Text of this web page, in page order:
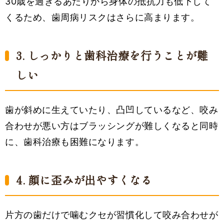
くるため、歯周病リスクはさらに高まります。
3. しっかりと歯科治療を行うことが難
しい
歯が斜めに生えていたり、凸凹しているなど、咬み
合わせが悪い方はブラッシングが難しくなると同時
に、歯科治療も困難になります。
4. 顔に歪みが出やすくなる
片方の歯だけで噛むクセが習慣化して咬み合わせが